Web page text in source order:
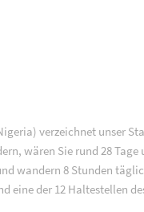
verzeichnet unser
wären Sie rund 28
wandern 8 Stunden
eine der 12 Haltestellen